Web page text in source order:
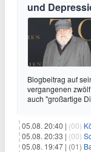
und
Blogbeitrag auf
vergangenen
auch "großartige
05.08. 20:40 | (00)
05.08. 20:33 | (00)
05.08. 19:47 | (01)